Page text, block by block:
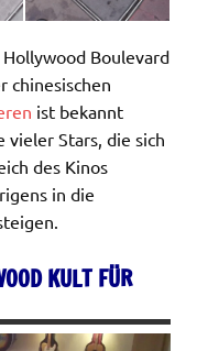
Boulevard
chinesischen
ist bekannt
vieler Stars, die sich
des Kinos
in die
KULT FÜR